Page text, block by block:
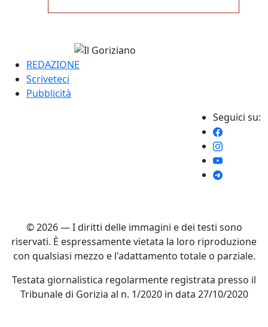
REDAZIONE
Scriveteci
Pubblicità
Seguici su:
© 2026 — I diritti delle immagini e dei testi sono
riservati. È espressamente vietata la loro riproduzione
con qualsiasi mezzo e l'adattamento totale o parziale.
Testata giornalistica regolarmente registrata presso il
Tribunale di Gorizia al n. 1/2020 in data 27/10/2020